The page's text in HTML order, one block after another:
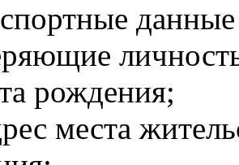
рождения;
места